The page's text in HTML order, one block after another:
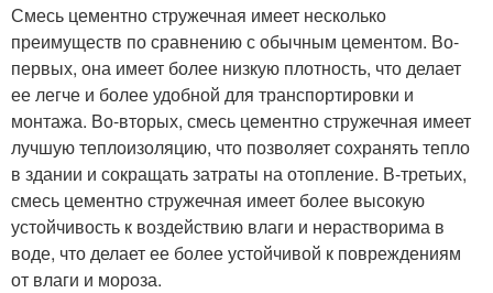
Смесь цементно стружечная имеет несколько
преимуществ по сравнению с обычным цементом. Во-
первых, она имеет более низкую плотность, что делает
ее легче и более удобной для транспортировки и
монтажа. Во-вторых, смесь цементно стружечная имеет
лучшую теплоизоляцию, что позволяет сохранять тепло
в здании и сокращать затраты на отопление. В-третьих,
смесь цементно стружечная имеет более высокую
устойчивость к воздействию влаги и нерастворима в
воде, что делает ее более устойчивой к повреждениям
от влаги и мороза.